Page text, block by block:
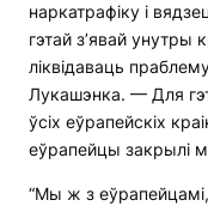
наркатрафіку і
гэтай з’явай
ліквідаваць
Лукашэнка. — Для
ўсіх еўрапейскіх
еўрапейцы закрылі
“Мы ж з еўрапейцамі,